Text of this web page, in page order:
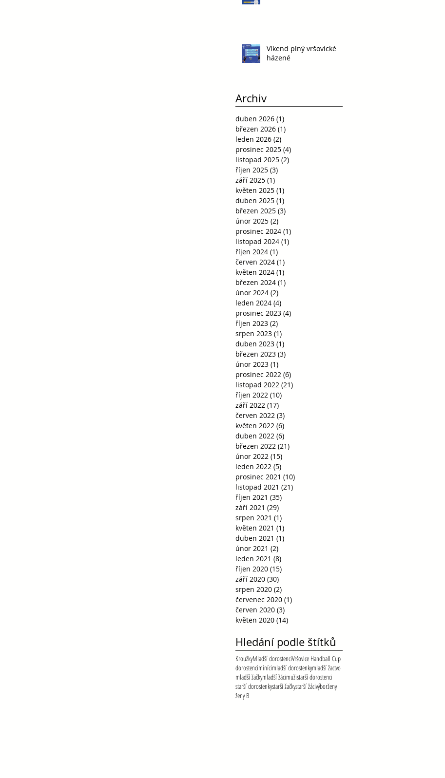
Víkend plný vršovické
házené
Archiv
duben 2026 (1)
březen 2026 (1)
leden 2026 (2)
prosinec 2025 (4)
listopad 2025 (2)
říjen 2025 (3)
září 2025 (1)
květen 2025 (1)
duben 2025 (1)
březen 2025 (3)
únor 2025 (2)
prosinec 2024 (1)
listopad 2024 (1)
říjen 2024 (1)
červen 2024 (1)
květen 2024 (1)
březen 2024 (1)
únor 2024 (2)
leden 2024 (4)
prosinec 2023 (4)
říjen 2023 (2)
srpen 2023 (1)
duben 2023 (1)
březen 2023 (3)
únor 2023 (1)
prosinec 2022 (6)
listopad 2022 (21)
říjen 2022 (10)
září 2022 (17)
červen 2022 (3)
květen 2022 (6)
duben 2022 (6)
březen 2022 (21)
únor 2022 (15)
leden 2022 (5)
prosinec 2021 (10)
listopad 2021 (21)
říjen 2021 (35)
září 2021 (29)
srpen 2021 (1)
květen 2021 (1)
duben 2021 (1)
únor 2021 (2)
leden 2021 (8)
říjen 2020 (15)
září 2020 (30)
srpen 2020 (2)
červenec 2020 (1)
červen 2020 (3)
květen 2020 (14)
Hledání podle štítků
KroužkyMladší dorostenciVršovice Handball Cup
dorostenciminícimladší dorostenkymladší žactvo
mladší žačkymladší žácimužistarší dorostenci
starší dorostenkystarší žačkystarší žácivýborženy
ženy B